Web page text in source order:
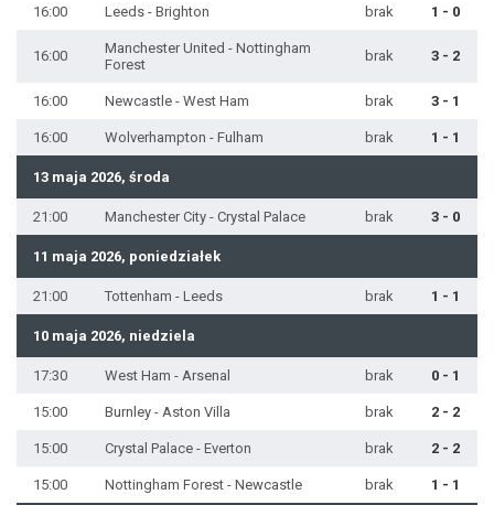
16:00 Leeds - Brighton brak 1 - 0
16:00
Manchester United - Nottingham
Forest
brak 3 - 2
16:00 Newcastle - West Ham brak 3 - 1
16:00 Wolverhampton - Fulham brak 1 - 1
13 maja 2026, środa
21:00 Manchester City - Crystal Palace brak 3 - 0
11 maja 2026, poniedziałek
21:00 Tottenham - Leeds brak 1 - 1
10 maja 2026, niedziela
17:30 West Ham - Arsenal brak 0 - 1
15:00 Burnley - Aston Villa brak 2 - 2
15:00 Crystal Palace - Everton brak 2 - 2
15:00 Nottingham Forest - Newcastle brak 1 - 1